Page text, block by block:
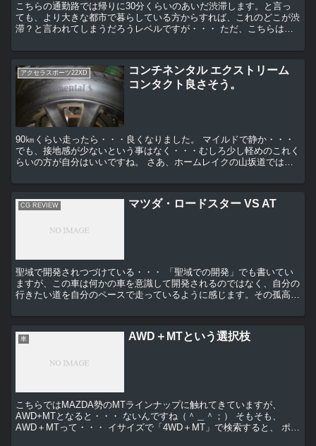
こちらの通勤路では帰りに30分くらいのあいだ渋滞します。と言っ
ても、より大きな都市で暮らしている方からすれば、これのどこが渋
滞？と言われてしまうだろうレベルですが・・・ ただ、こちらはし
アクセラスポーツ22XD
コンチネンタル エクストリーム
コンタクト良さそう。
90㎞くらい走ったら・・・良くなりました。 マイルドで静か・・・
でも、接地感が少ないという事はなく・・・むしろ少し軽めのこれく
らいの方が自分はいいですね。 さあ、ホームレイクの山坂道ではど
CG REVIEW マツダ・ロードスター VS AT
聖域で開発されつづけている・・・ 「聖域での開発」でも書いてい
ますが、この車は何かの車を意識して開発されるのではなく、自分の
行きたい道を自分のペースで走っているように感じます。その孤高さ
車 AWD＋MTという選択枝
こちらではMAZDA勢のMTラインナップに触れてきていますが、
AWD+MTとなると・・・ ないんですね（＾＿＾；） そもそも、
AWD＋MTって・・・ イサイズで「4WD＋MT」で検索すると、 ポル